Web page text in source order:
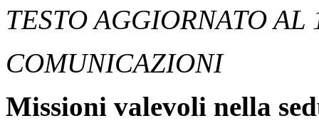
TESTO AGGIORNATO
COMUNICAZIONI
Missioni valevoli nella